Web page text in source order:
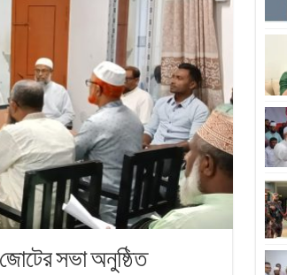
জোটের সভা অনুষ্ঠিত